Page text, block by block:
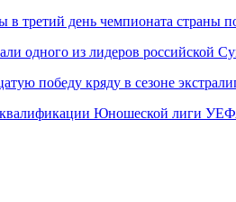
третий день чемпионата страны
одного из лидеров российской
победу кряду в сезоне
Юношеской лиги